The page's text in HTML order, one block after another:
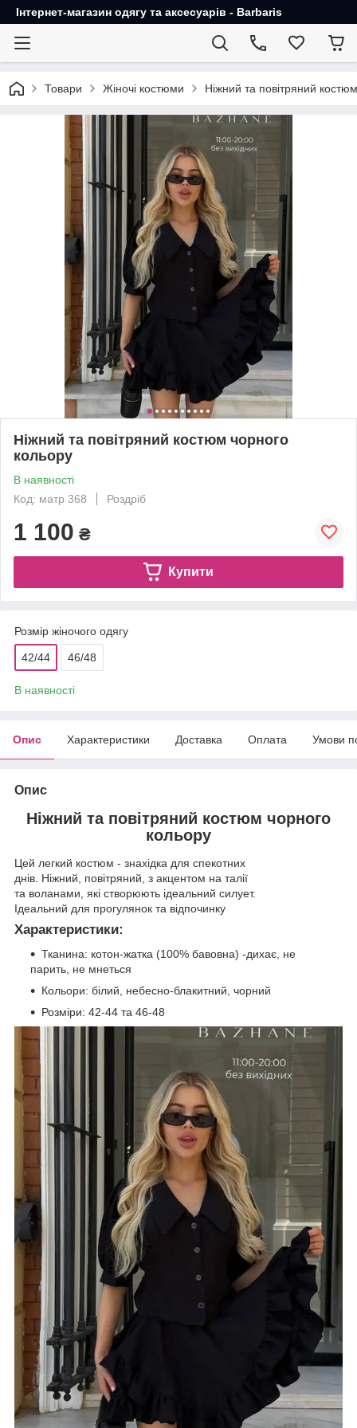
Інтернет-магазин одягу та аксесуарів - Barbaris
Товари Жіночі костюми Ніжний та повітряний
Ніжний та повітряний костюм чорного
кольору
В наявності
Код: матр 368
Роздріб
1 100 ₴
Купити
Розмір жіночого одягу
42/44 46/48
В наявності
Опис Характеристики Доставка Оплата Умови
Опис
Ніжний та повітряний костюм чорного
кольору
Цей легкий костюм - знахідка для спекотних
днів. Ніжний, повітряний, з акцентом на талії
та воланами, які створюють ідеальний силует.
Ідеальний для прогулянок та відпочинку
Характеристики:
Тканина: котон-жатка (100% бавовна) -дихає, не
парить, не мнеться
Кольори: білий, небесно-блакитний, чорний
Розміри: 42-44 та 46-48